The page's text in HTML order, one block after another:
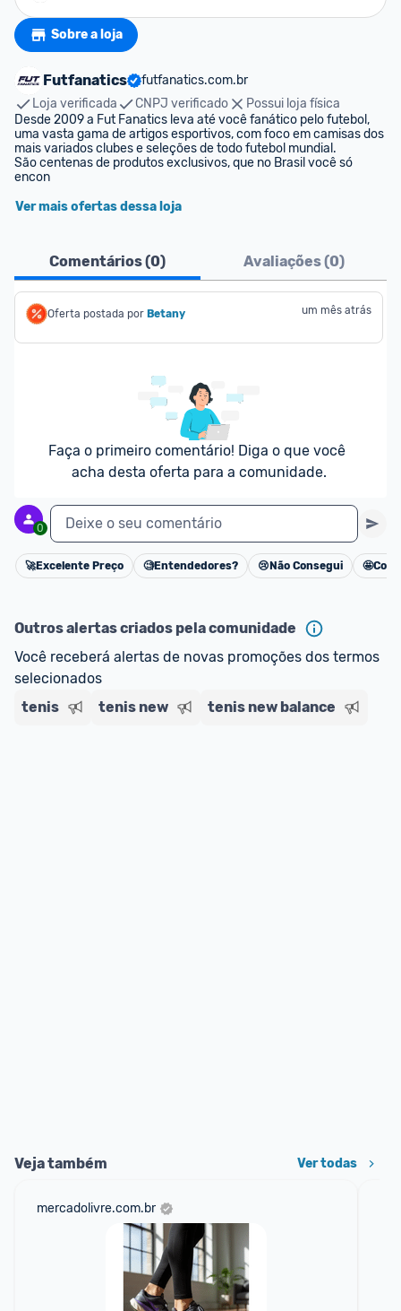
Sobre a loja
Futfanatics
futfanatics.com.br
Loja verificada
CNPJ verificado
Possui loja física
Desde 2009 a Fut Fanatics leva até você fanático pelo futebol,
uma vasta gama de artigos esportivos, com foco em camisas dos
mais variados clubes e seleções de todo futebol mundial.
São centenas de produtos exclusivos, que no Brasil você só
encon
Ver mais ofertas dessa loja
Comentários (0) Avaliações (0)
Oferta postada por Betany um mês atrás
Faça o primeiro comentário! Diga o que você
acha desta oferta para a comunidade.
0 Deixe o seu comentário
Cancelar
🚀Excelente Preço 🧐Entendedores? 😢 Não Consegui 🤩
Outros alertas criados pela comunidade
Você receberá alertas de novas promoções dos termos
selecionados
tenis
tenis new tenis new balance
Veja também Ver todas
mercadolivre.com.br